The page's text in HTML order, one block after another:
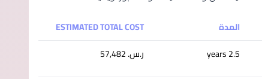
المدة
ESTIMATED TOTAL COST
2.5 years ر.س.‏ 57,482